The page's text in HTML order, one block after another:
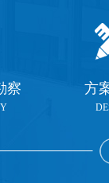
察 方